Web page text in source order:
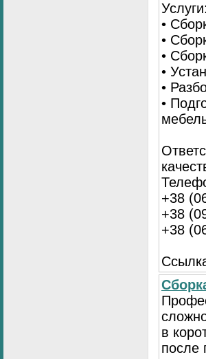
Услуги:
•
•
•
•
•
•
+38
+38
+38
в
после